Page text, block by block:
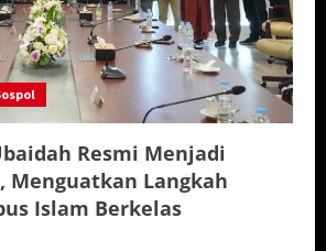
Resmi Menjadi
Menguatkan Langkah
Islam Berkelas